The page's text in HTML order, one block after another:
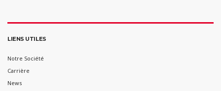
LIENS UTILES
Notre Société
Carrière
News